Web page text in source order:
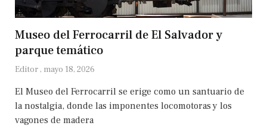
Museo del Ferrocarril de El Salvador y
parque temático
Editor mayo 18, 2026
El Museo del Ferrocarril se erige como un santuario de
la nostalgia, donde las imponentes locomotoras y los
vagones de madera